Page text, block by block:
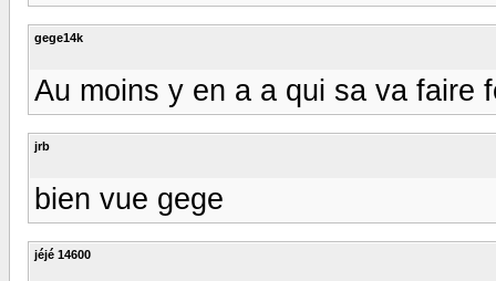
gege14k
Au moins y en a a qui sa va faire
jrb
bien vue gege
jéjé 14600